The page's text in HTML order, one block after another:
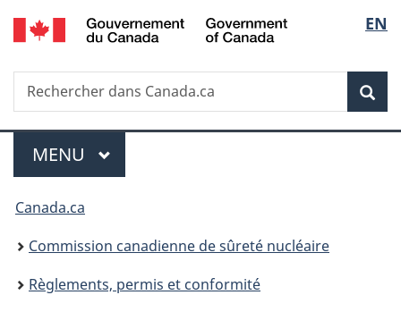
Passer
au
principal
de
la
EN
Recherche
Rechercher
dans
Menu
MENU PRINCIPAL
Vous
êtes
ici
Canada.ca
Commission canadienne de sûreté nucléaire
Règlements, permis et conformité